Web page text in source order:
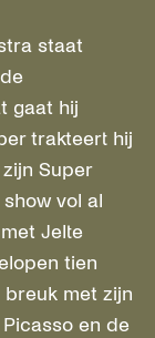
staat
gaat hij
trakteert hij
Super
vol al
Jelte
tien
breuk met zijn
en de